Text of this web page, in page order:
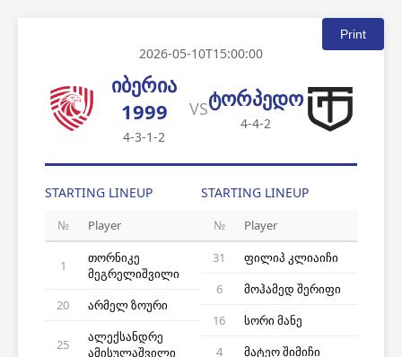
Print
2026-05-10T15:00:00
იბერია
1999
4-3-1-2
VSტორპედო
4-4-2
STARTING LINEUP
№ Player
1
თორნიკე
მეგრელიშვილი
20
არმელ ზოური
25
ალექსანდრე
ამისულაშვილი
STARTING LINEUP
№
Player
31
ფილიპ კლიაიჩი
6
მოჰამედ შერიფი
16
სორი მანე
4
მატეო შიმიჩი